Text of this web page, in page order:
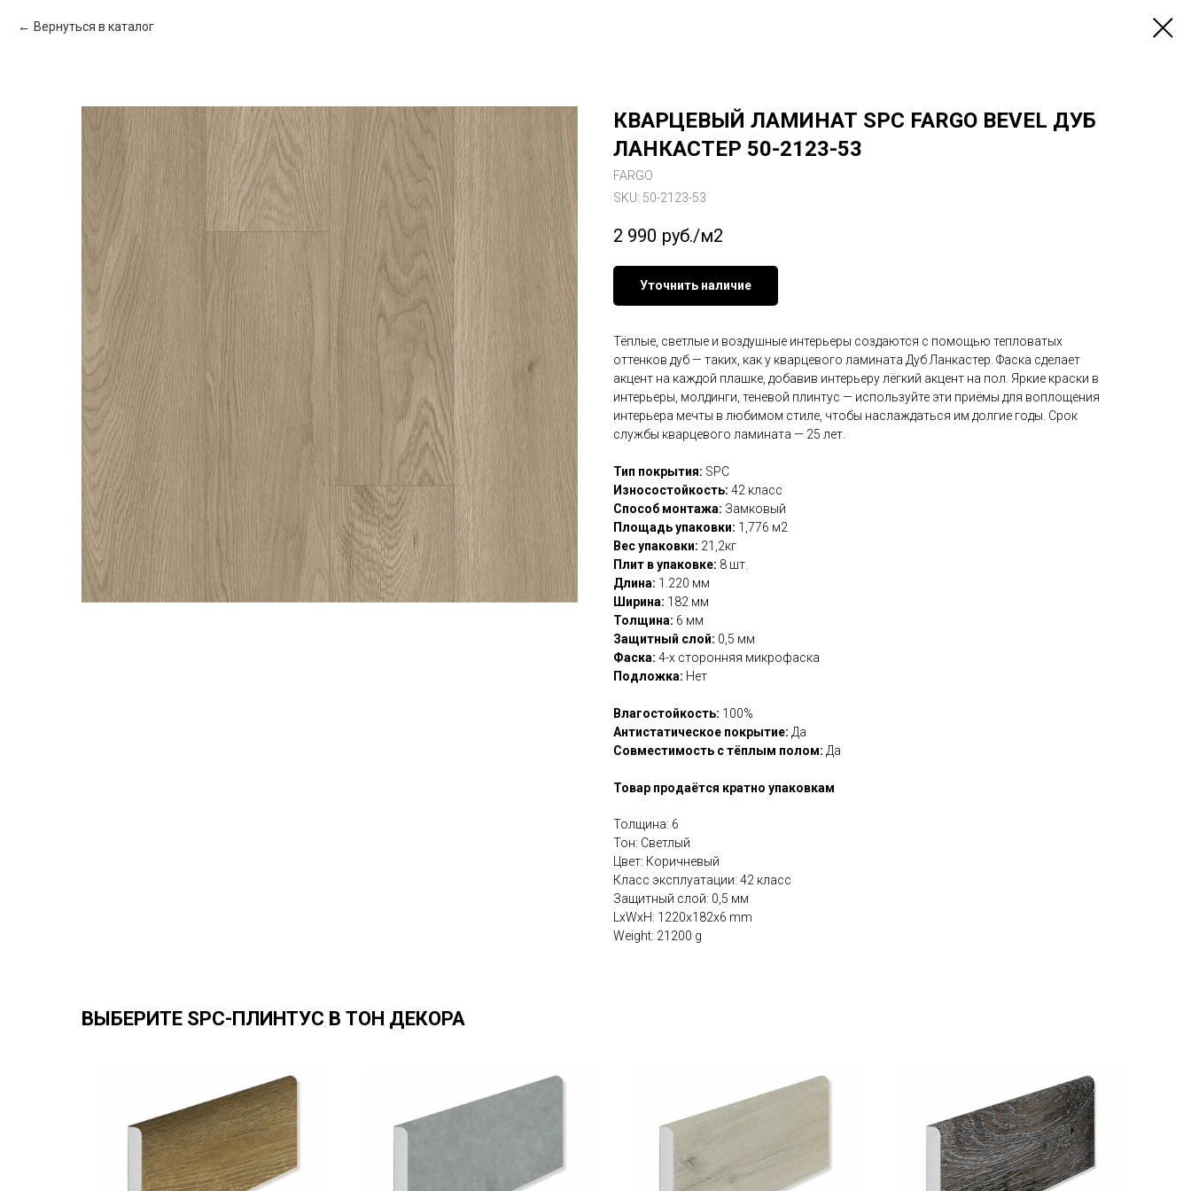
Вернуться в каталог
КВАРЦЕВЫЙ ЛАМИНАТ SPC FARGO BEVEL ДУБ
ЛАНКАСТЕР 50-2123-53
FARGO
SKU: 50-2123-53
2 990 руб./м2
Уточнить наличие
Тёплые, светлые и воздушные интерьеры создаются с помощью тепловатых
оттенков дуб — таких, как у кварцевого ламината Дуб Ланкастер. Фаска сделает
акцент на каждой плашке, добавив интерьеру лёгкий акцент на пол. Яркие краски в
интерьеры, молдинги, теневой плинтус — используйте эти приёмы для воплощения
интерьера мечты в любимом стиле, чтобы наслаждаться им долгие годы. Срок
службы кварцевого ламината — 25 лет.
Тип покрытия: SPC
Износостойкость: 42 класс
Способ монтажа: Замковый
Площадь упаковки: 1,776 м2
Вес упаковки: 21,2кг
Плит в упаковке: 8 шт.
Длина: 1.220 мм
Ширина: 182 мм
Толщина: 6 мм
Защитный слой: 0,5 мм
Фаска: 4-х сторонняя микрофаска
Подложка: Нет
Влагостойкость: 100%
Антистатическое покрытие: Да
Совместимость с тёплым полом: Да
Товар продаётся кратно упаковкам
Толщина: 6
Тон: Светлый
Цвет: Коричневый
Класс эксплуатации: 42 класс
Защитный слой: 0,5 мм
LxWxH: 1220x182x6 mm
Weight: 21200 g
ВЫБЕРИТЕ SPC-ПЛИНТУС В ТОН ДЕКОРА